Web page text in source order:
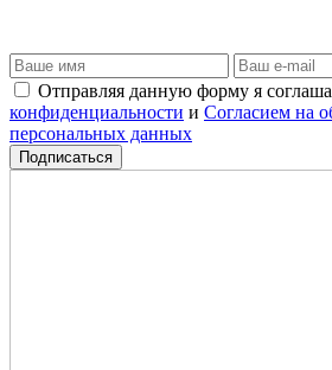
Отправляя данную форму я
конфиденциальности и Согласием на
персональных данных
Подписаться